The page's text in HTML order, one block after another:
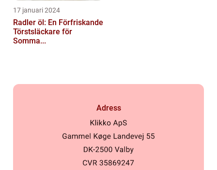
17 januari 2024
Radler öl: En Förfriskande
Törstsläckare för
Somma...
Adress